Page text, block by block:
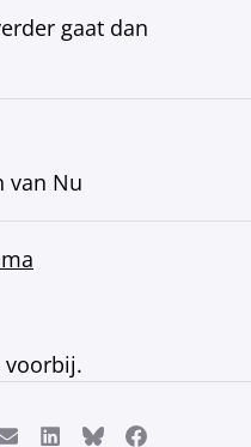
gaat dan
van Nu
voorbij.